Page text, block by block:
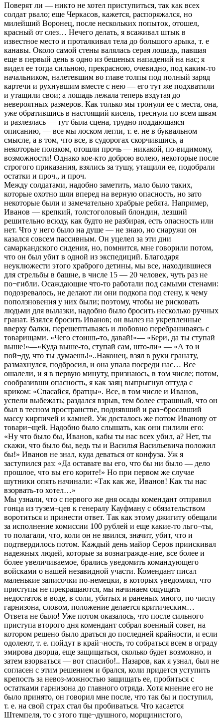
Поверят ли — никто не хотел приступиться, так как всех
солдат рвало; еще Черкасов, кажется, распоряжался, но
милейший Воронец, после нескольких попыток, отошел,
красный от слез… Нечего делать, я всаживал штык в
известное место и проталкивал тела до большого арыка, т. е
канавы. Около самой стены валялась серая лошадь, павшая
еще в первый день в одно из бешеных нападений на нас; я
видел ее тогда сильною, прекрасною, очевидно, под каким-то
начальником, налетевшим во главе толпы под полный заряд
картечи и рухнувшим вместе с нею — его тут же подхватили
и утащили свои; а лошадь лежала теперь вздутая до
невероятных размеров. Как только мы тронули ее с места, она,
уже обратившись в настоящий кисель, треснула по всем швам
и разлезлась — тут была сцена, трудно поддающаяся
описанию, — все мы лоском легли, т. е. не в буквальном
смысле, а в том, что все, в судорогах скорчившись, а
некоторые ползком, отошли прочь — никакой, по-видимому,
возможности! Однако кое-кто доброю волею, некоторые после
строгого приказания, взялись за тушу, утащили ее, подобрали
остатки и проч., и проч.
Между солдатами, надобно заметить, мало было таких,
которые охотно шли вперед на верную опасность, но зато
некоторые были и замечательно храбрые ребята. Например,
Иванов — крепкий, толстоголовый блондин, лезший
решительно всюду, как будто не разбирая, есть опасность или
нет. Что у него было на душе — не знаю, но снаружи он
казался совсем пассивным. Он уцелел за эти дни
самаркандского сидения, но, помнится, мне говорили потом,
что он был убит в одной из экспедиций. Благодаря
неуклюжести этого храброго детины, мы все, находившиеся
для стрельбы в башне, в числе 15 — 20 человек, чуть раз не
по¬гибли. Осаждающие что-то работали под самыми стенами:
подозревалось, не делают ли они подкопа под стену, к чему
поползновения у них были; поэтому, чтобы не рисковать
людьми для вылазки, надобно было бросить несколько ручных
гранат. Взялся бросить Иванов; он вылез на укрепленные
вверху балки, перешептываясь и любовно перебраниваясь с
товарищами. «Чего стоишь-то, давай!»— «Бери, да ты ступай
выше!»—«Куда выше-то, ступай сам, што-ли» — «А то и
пой¬ду, что ты думаешь!»..Наконец, взял в руки гранату,
размахнулся, подбросил, и она упала посреди нас… Все
ошалели, и я в первую минуту, признаюсь, в том числе; потом,
сообразивши опасность, я как заяц выпрыгнул оттуда с
криком: «Спасайся, братцы». Все, в том числе и Иванов,
успели выбежать; раздался взрыв, тем более страшный, что он
был в тесном пространстве, поднявший и раз¬бросавший
массу кирпичей и камней. Уж досталось же потом Иванову от
товари¬щей. Надобно было слышать, как они пилили его:
«Ну что было бы, Иванов, кабы ты нас всех убил, а? Нет, ты
скажи, что было бы, ведь ты и Василья Васильевича положил
бы!» Иванов не знал, куда деваться от конфуза. Уж я
заступился раз: «Да оставьте вы его, что бы ни было — дело
прошлое, что вы его корите!» Но при первом же случае
шутники опять начинали: «Так как же, Иванов! Как ты нас
взорвать-то хотел…»
Мы узнали, что с первого же дня осады комендант отправил
гонца из тузем¬цев к генералу Кауфману с обязательством
воротиться и принести ответ. Так как этому джигиту обещали
за исполнение комиссии 100 рублей и еще какие-то льго¬ты,
то полагали, что, коли он не явился, значит, убит, что и
подтвердилось потом. Каждый день майор Серов приискивал
надежных людей, которые за вознагражде-ние, все более и
более увеличиваемое, брались уведомить командующего
войсками о нашей незавидной участи. Комендант писал
маленькие записочки по-немецки, в которых уведомлял, что
приступы не прекращаются, мы начинаем ощущать
недостаток в воде, в соли, убитых и раненых много, по числу
гарнизона, словом, положение делается критическим…
Ответа не было! Уже потом оказалось, что после сильного
приступа второго дня комендант собрал военный совет, на
котором решено было драться до последней крайности, и если
одолеют, т. е. пойдут в край¬ность, то собраться всем в ограду
эмирова дворца, еще защищаться, сколько будет возможно, и
затем взорваться — вот спасибо!.. Назаров, как я узнал, был не
согласен с этим решением и брался, коли придется уступить
крепость за невоз-можностью защищать ее, пробиться с
остатками гарнизона до главного отряда. Хотя мнение его не
было принято, он говорил мне после, что так бы и поступил,
т. е. на свой страх стал бы пробиваться. Что касается
Штемпеля, то с этого тще¬душного, морщинистого,